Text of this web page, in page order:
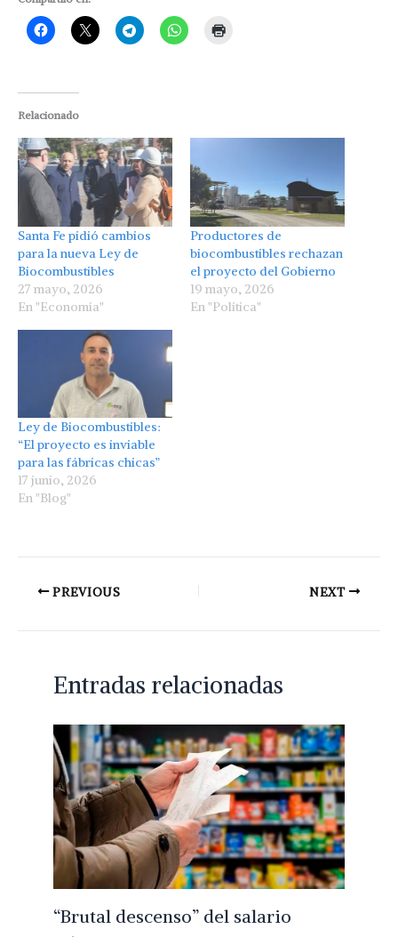
Relacionado
Santa Fe pidió cambios
para la nueva Ley de
Biocombustibles
27 mayo, 2026
En "Economía"
Productores de
biocombustibles rechazan
el proyecto del Gobierno
19 mayo, 2026
En "Política"
Ley de Biocombustibles:
“El proyecto es inviable
para las fábricas chicas”
17 junio, 2026
En "Blog"
PREVIOUS NEXT
Entradas relacionadas
“Brutal descenso” del salario